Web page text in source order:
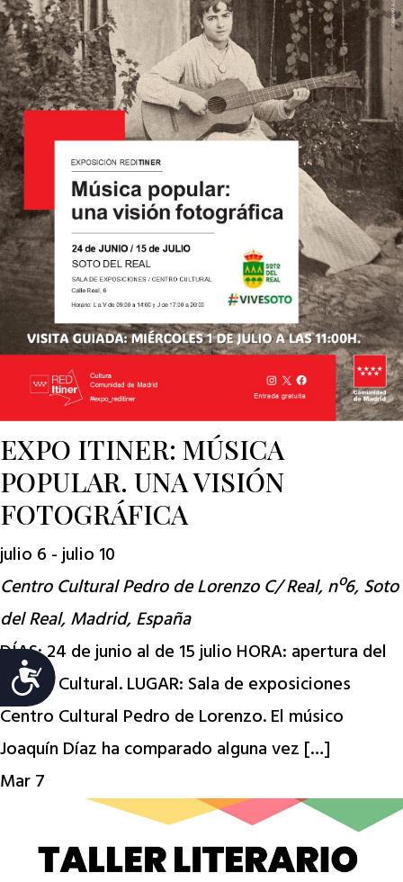
Accesibilidad
EXPO ITINER: MÚSICA
POPULAR. UNA VISIÓN
FOTOGRÁFICA
julio 6 -julio 10
Centro Cultural Pedro de LorenzoC/ Real, nº6, Soto
del Real, Madrid, España
DÍAS: 24 de junio al de 15 julio HORA: apertura del
Centro Cultural. LUGAR: Sala de exposiciones
Centro Cultural Pedro de Lorenzo. El músico
Joaquín Díaz ha comparado alguna vez […]
Mar7